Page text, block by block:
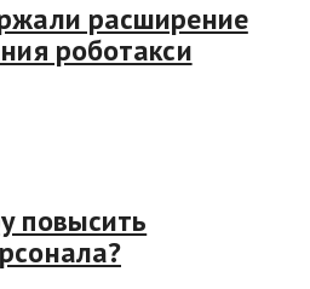
расширение
роботакси
повысить